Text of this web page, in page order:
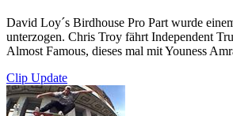
David Loy´s Birdhouse Pro Part wurde
unterzogen. Chris Troy fährt Independent
Almost Famous, dieses mal mit Youness
Clip Update